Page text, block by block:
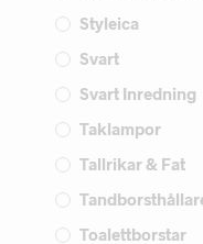
Styleica
Svart
Svart Inredning
Taklampor
Tallrikar & Fat
Toalettborstar